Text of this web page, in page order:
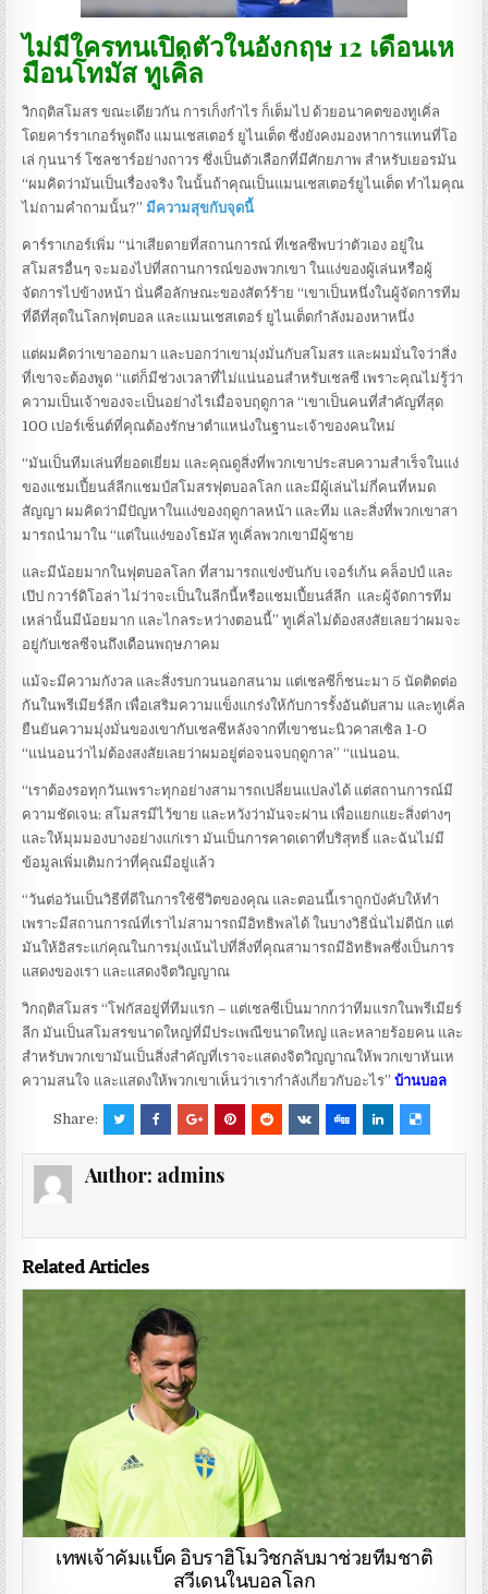
ไม่มีใครทนเปิดตัวในอังกฤษ 12 เดือนเห
มือนโทมัส ทูเคิ่ล
วิกฤติสโมสร ขณะเดียวกัน การเก็งกําไร ก็เต็มไป ด้วยอนาคตของทูเคิ่ล
โดยคาร์ราเกอร์พูดถึง แมนเชสเตอร์ ยูไนเต็ด ซึ่งยังคงมองหาการแทนที่โอ
เล่ กุนนาร์ โซลชาร์อย่างถาวร ซึ่งเป็นตัวเลือกที่มีศักยภาพ สําหรับเยอรมัน
“ผมคิดว่ามันเป็นเรื่องจริง ในนั้นถ้าคุณเป็นแมนเชสเตอร์ยูไนเต็ด ทําไมคุณ
ไม่ถามคําถามนั้น?” มีความสุขกับจุดนี้
คาร์ราเกอร์เพิ่ม “น่าเสียดายที่สถานการณ์ ที่เชลซีพบว่าตัวเอง อยู่ใน
สโมสรอื่นๆ จะมองไปที่สถานการณ์ของพวกเขา ในแง่ของผู้เล่นหรือผู้
จัดการไปข้างหน้า นั่นคือลักษณะของสัตว์ร้าย “เขาเป็นหนึ่งในผู้จัดการทีม
ที่ดีที่สุดในโลกฟุตบอล และแมนเชสเตอร์ ยูไนเต็ดกําลังมองหาหนึ่ง
แต่ผมคิดว่าเขาออกมา และบอกว่าเขามุ่งมั่นกับสโมสร และผมมั่นใจว่าสิ่ง
ที่เขาจะต้องพูด “แต่ก็มีช่วงเวลาที่ไม่แน่นอนสําหรับเชลซี เพราะคุณไม่รู้ว่า
ความเป็นเจ้าของจะเป็นอย่างไรเมื่อจบฤดูกาล “เขาเป็นคนที่สําคัญที่สุด
100 เปอร์เซ็นต์ที่คุณต้องรักษาตําแหน่งในฐานะเจ้าของคนใหม่
“มันเป็นทีมเล่นที่ยอดเยี่ยม และคุณดูสิ่งที่พวกเขาประสบความสําเร็จในแง่
ของแชมเปี้ยนส์ลีกแชมป์สโมสรฟุตบอลโลก และมีผู้เล่นไม่กี่คนที่หมด
สัญญา ผมคิดว่ามีปัญหาในแง่ของฤดูกาลหน้า และทีม และสิ่งที่พวกเขาสา
มารถนํามาใน “แต่ในแง่ของโธมัส ทูเคิ่ลพวกเขามีผู้ชาย
และมีน้อยมากในฟุตบอลโลก ที่สามารถแข่งขันกับ เจอร์เก้น คล็อปป์ และ
เป๊ป กวาร์ดิโอล่า ไม่ว่าจะเป็นในลีกนี้หรือแชมเปี้ยนส์ลีก และผู้จัดการทีม
เหล่านั้นมีน้อยมาก และไกลระหว่างตอนนี้” ทูเคิ่ลไม่ต้องสงสัยเลยว่าผมจะ
อยู่กับเชลซีจนถึงเดือนพฤษภาคม
แม้จะมีความกังวล และสิ่งรบกวนนอกสนาม แต่เชลซีก็ชนะมา 5 นัดติดต่อ
กันในพรีเมียร์ลีก เพื่อเสริมความแข็งแกร่งให้กับการรั้งอันดับสาม และทูเคิ่ล
ยืนยันความมุ่งมั่นของเขากับเชลซีหลังจากที่เขาชนะนิวคาสเซิล 1-0
“แน่นอนว่าไม่ต้องสงสัยเลยว่าผมอยู่ต่อจนจบฤดูกาล” “แน่นอน.
“เราต้องรอทุกวันเพราะทุกอย่างสามารถเปลี่ยนแปลงได้ แต่สถานการณ์มี
ความชัดเจน: สโมสรมีไว้ขาย และหวังว่ามันจะผ่าน เพื่อแยกแยะสิ่งต่างๆ
และให้มุมมองบางอย่างแก่เรา มันเป็นการคาดเดาที่บริสุทธิ์ และฉันไม่มี
ข้อมูลเพิ่มเติมกว่าที่คุณมีอยู่แล้ว
“วันต่อวันเป็นวิธีที่ดีในการใช้ชีวิตของคุณ และตอนนี้เราถูกบังคับให้ทํา
เพราะมีสถานการณ์ที่เราไม่สามารถมีอิทธิพลได้ ในบางวิธีนั่นไม่ดีนัก แต่
มันให้อิสระแก่คุณในการมุ่งเน้นไปที่สิ่งที่คุณสามารถมีอิทธิพลซึ่งเป็นการ
แสดงของเรา และแสดงจิตวิญญาณ
วิกฤติสโมสร “โฟกัสอยู่ที่ทีมแรก – แต่เชลซีเป็นมากกว่าทีมแรกในพรีเมียร์
ลีก มันเป็นสโมสรขนาดใหญ่ที่มีประเพณีขนาดใหญ่ และหลายร้อยคน และ
สําหรับพวกเขามันเป็นสิ่งสําคัญที่เราจะแสดงจิตวิญญาณให้พวกเขาหันเห
ความสนใจ และแสดงให้พวกเขาเห็นว่าเรากําลังเกี่ยวกับอะไร”บ้านบอล
Share:
Author: admins
Related Articles
เทพเจ้าคัมแบ็ค อิบราฮิโมวิชกลับมาช่วยทีมชาติ
สวีเดนในบอลโลก